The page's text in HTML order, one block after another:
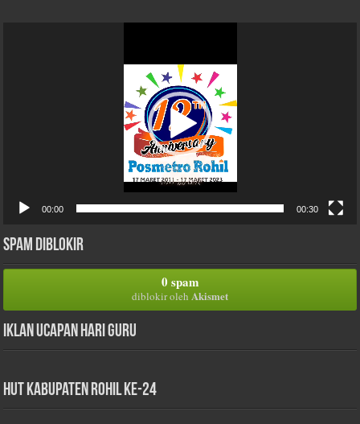
00:00 00:30
Spam Diblokir
0 spam
diblokir oleh Akismet
Iklan Ucapan Hari Guru
HUT Kabupaten Rohil Ke-24